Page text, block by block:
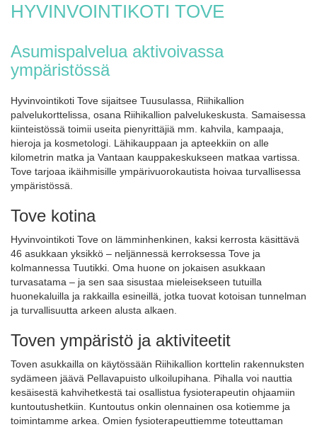
HYVINVOINTIKOTI TOVE
Asumispalvelua aktivoivassa
ympäristössä
Hyvinvointikoti Tove sijaitsee Tuusulassa, Riihikallion
palvelukorttelissa, osana Riihikallion palvelukeskusta. Samaisessa
kiinteistössä toimii useita pienyrittäjiä mm. kahvila, kampaaja,
hieroja ja kosmetologi. Lähikauppaan ja apteekkiin on alle
kilometrin matka ja Vantaan kauppakeskukseen matkaa vartissa.
Tove tarjoaa ikäihmisille ympärivuorokautista hoivaa turvallisessa
ympäristössä.
Tove kotina
Hyvinvointikoti Tove on lämminhenkinen, kaksi kerrosta käsittävä
46 asukkaan yksikkö – neljännessä kerroksessa Tove ja
kolmannessa Tuutikki. Oma huone on jokaisen asukkaan
turvasatama – ja sen saa sisustaa mieleisekseen tutuilla
huonekaluilla ja rakkailla esineillä, jotka tuovat kotoisan tunnelman
ja turvallisuutta arkeen alusta alkaen.
Toven ympäristö ja aktiviteetit
Toven asukkailla on käytössään Riihikallion korttelin rakennuksten
sydämeen jäävä Pellavapuisto ulkoilupihana. Pihalla voi nauttia
kesäisestä kahvihetkestä tai osallistua fysioterapeutin ohjaamiin
kuntoutushetkiin. Kuntoutus onkin olennainen osa kotiemme ja
toimintamme arkea. Omien fysioterapeuttiemme toteuttaman